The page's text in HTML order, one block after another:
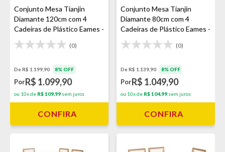
Conjunto Mesa Tianjin
Diamante 120cm com 4
Cadeiras de Plástico Eames -
Preto
(0)
De R$ 1.199,90 8% OFF
PorR$ 1.099,90
ou 10x de R$ 109,99 sem juros
CONFIRA
Conjunto Mesa Tianjin
Diamante 80cm com 4
Cadeiras de Plástico Eames -
Preto
(0)
De R$ 1.139,90 8% OFF
PorR$ 1.049,90
ou 10x de R$ 104,99 sem juros
CONFIRA